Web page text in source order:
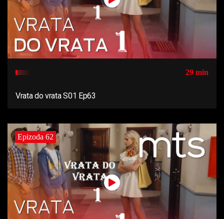
29 min
Vrata do vrata S01 Ep63
Epizoda 62